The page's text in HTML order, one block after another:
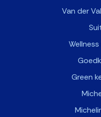
Van der
Green